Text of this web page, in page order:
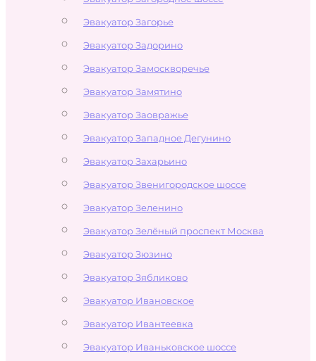
Эвакуатор Загорье
Эвакуатор Задорино
Эвакуатор Замоскворечье
Эвакуатор Замятино
Эвакуатор Заовражье
Эвакуатор Западное Дегунино
Эвакуатор Захарьино
Эвакуатор Звенигородское шоссе
Эвакуатор Зеленино
Эвакуатор Зелёный проспект Москва
Эвакуатор Зюзино
Эвакуатор Зябликово
Эвакуатор Ивановское
Эвакуатор Ивантеевка
Эвакуатор Иваньковское шоссе